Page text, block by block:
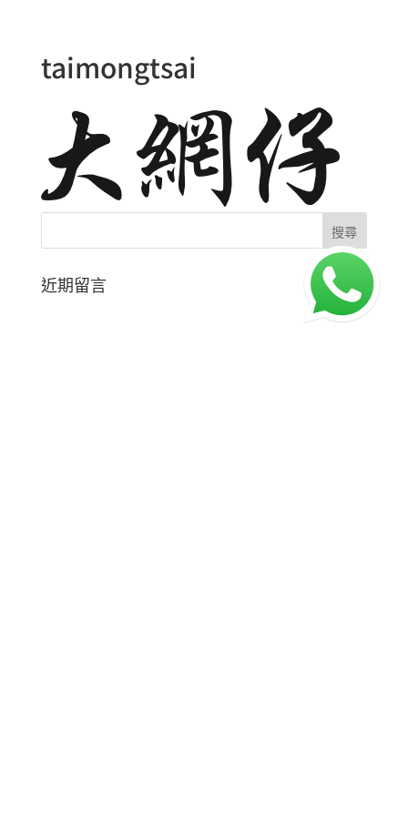
taimongtsai
近期留言